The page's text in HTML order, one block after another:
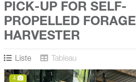
PICK-UP FOR SELF-
PROPELLED FORAGE
HARVESTER
Liste Tableau
4